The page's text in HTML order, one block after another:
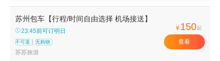
园+重元寺+震泽古镇+凤凰山景区恬庄古街+旺
山风景区+亭林园+太仓牡丹园山庄+凤凰山景区
河阳山歌馆+陆巷古村+苏州乐园四季恒温水乐园
苏州包车【行程/时间自由选择 机场接送】
23:45前可订明日
不可退 无购物
苏苏旅游
¥ 150起
查看